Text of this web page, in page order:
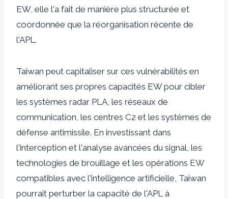
EW, elle l'a fait de manière plus structurée et
coordonnée que la réorganisation récente de
l'APL.
Taiwan peut capitaliser sur ces vulnérabilités en
améliorant ses propres capacités EW pour cibler
les systèmes radar PLA, les réseaux de
communication, les centres C2 et les systèmes de
défense antimissile. En investissant dans
l'interception et l'analyse avancées du signal, les
technologies de brouillage et les opérations EW
compatibles avec l'intelligence artificielle, Taiwan
pourrait perturber la capacité de l'APL à